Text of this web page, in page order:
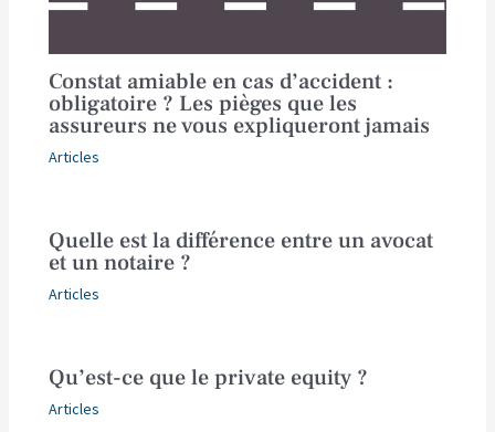
Constat amiable en cas d’accident :
obligatoire ? Les pièges que les
assureurs ne vous expliqueront jamais
Articles
Quelle est la différence entre un avocat
et un notaire ?
Articles
Qu’est-ce que le private equity ?
Articles